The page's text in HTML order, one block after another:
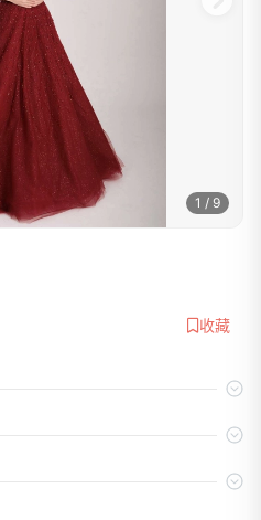
1 / 9
收藏